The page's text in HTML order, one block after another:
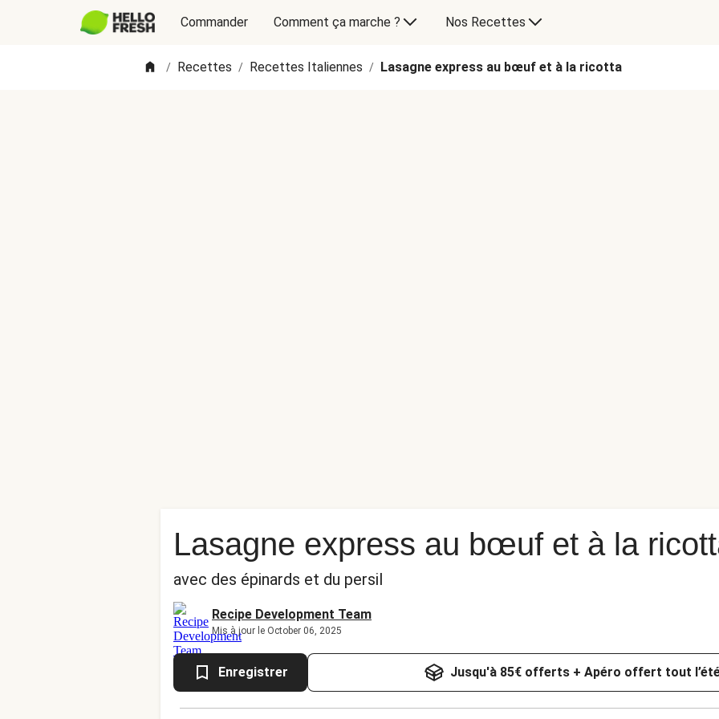
Commander Comment ça marche ? Nos Recettes
/ Recettes / Recettes Italiennes / Lasagne express au bœuf et à la ricotta
Lasagne express au bœuf et à la
avec des épinards et du persil
Recipe Development Team
Mis à jour le October 06, 2025
Enregistrer Jusqu'à 85€ offerts + Apéro offert tout